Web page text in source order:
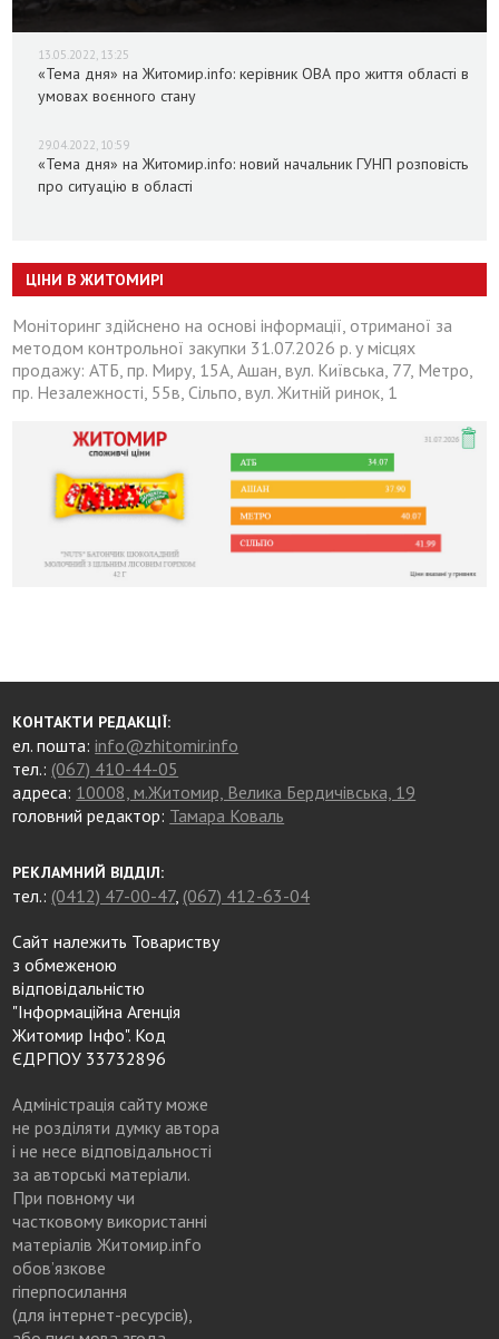
13.05.2022, 13:25
«Тема дня» на Житомир.info: керівник ОВА про життя області в
умовах воєнного стану
29.04.2022, 10:59
«Тема дня» на Житомир.info: новий начальник ГУНП розповість
про ситуацію в області
ЦІНИ В ЖИТОМИРІ
Моніторинг здійснено на основі інформації, отриманої за
методом контрольної закупки 31.07.2026 р. у місцях
продажу: АТБ, пр. Миру, 15А, Ашан, вул. Київська, 77, Метро,
пр. Незалежності, 55в, Сільпо, вул. Житній ринок, 1
КОНТАКТИ РЕДАКЦІЇ:
ел. пошта:info@zhitomir.info
тел.: (067) 410-44-05
адреса: 10008, м.Житомир, Велика Бердичівська, 19
головний редактор: Тамара Коваль
РЕКЛАМНИЙ ВІДДІЛ:
тел.: (0412) 47-00-47, (067) 412-63-04
Сайт належить Товариству
з обмеженою
відповідальністю
"Інформаційна Агенція
Житомир Інфо". Код
ЄДРПОУ 33732896
Адміністрація сайту може
не розділяти думку автора
і не несе відповідальності
за авторські матеріали.
При повному чи
частковому використанні
матеріалів Житомир.info
обов’язкове
гіперпосилання
(для інтернет-ресурсів),